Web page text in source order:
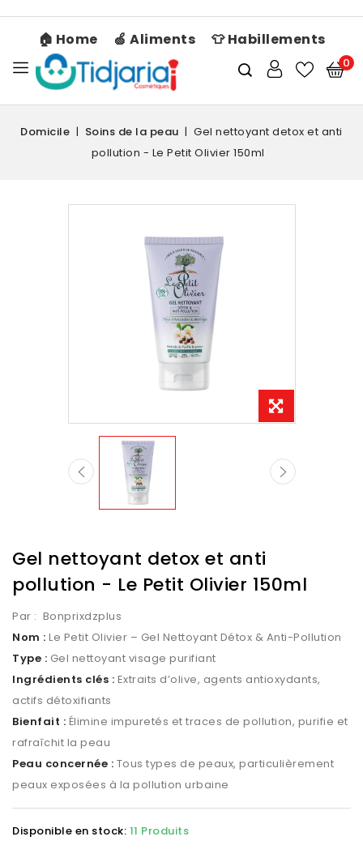
🏠 Home 🍏 Aliments 👕 Habillements
0
Domicile Soins de la peau
Gel nettoyant detox et anti
pollution - Le Petit Olivier 150ml
Gel nettoyant detox et anti
pollution - Le Petit Olivier 150ml
Par : Bonprixdzplus
Nom : Le Petit Olivier – Gel Nettoyant Détox & Anti-Pollution
Type : Gel nettoyant visage purifiant
Ingrédients clés : Extraits d’olive, agents antioxydants,
actifs détoxifiants
Bienfait : Élimine impuretés et traces de pollution, purifie et
rafraîchit la peau
Peau concernée : Tous types de peaux, particulièrement
peaux exposées à la pollution urbaine
Disponible en stock: 11 Produits